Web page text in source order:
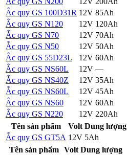
Ắc quy GS 100D31R 12V 85Ah
Ắc quy GS N120
12V 120Ah
Ắc quy GS N70
12V 70Ah
Ắc quy GS N50
12V 50Ah
Ắc quy GS 55D23L
12V 60Ah
Ắc quy GS NS60L
12V —
Ắc quy GS NS40Z
12V 35Ah
Ắc quy GS NS60L
12V 45Ah
Ắc quy GS NS60
12V 60Ah
Ắc quy GS N220
12V 220Ah
Tên sản phẩm
Volt Dung lượng
Ắc quy GS GT5A 12V 5Ah
Tên sản phẩm
Volt Dung lượng